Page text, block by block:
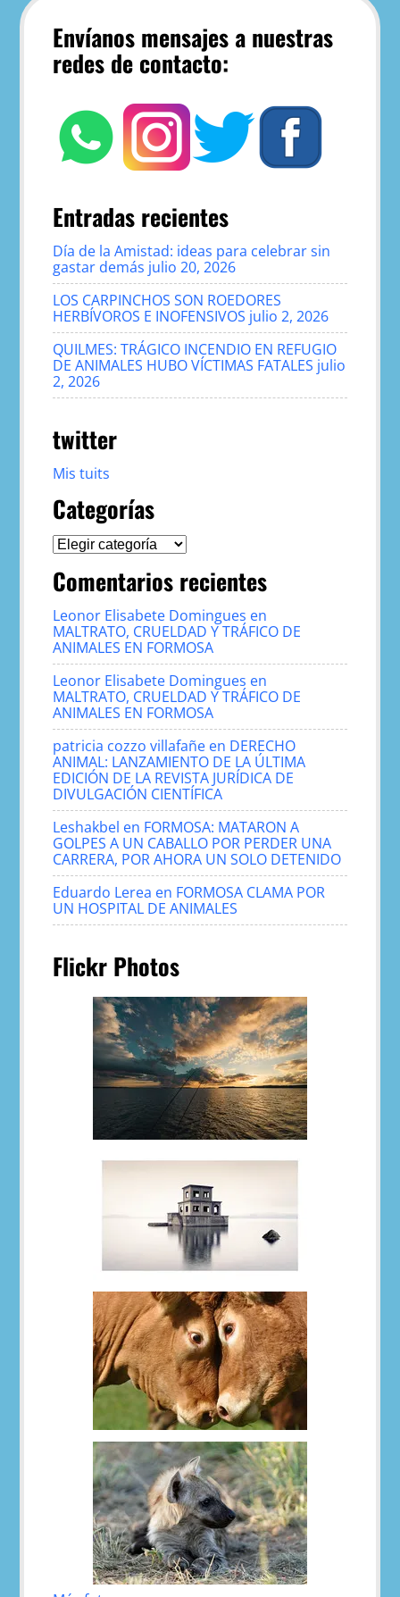
Envíanos mensajes a nuestras
redes de contacto:
Entradas recientes
Día de la Amistad: ideas para celebrar sin
gastar demás julio 20, 2026
LOS CARPINCHOS SON ROEDORES
HERBÍVOROS E INOFENSIVOS julio 2, 2026
QUILMES: TRÁGICO INCENDIO EN REFUGIO
DE ANIMALES HUBO VÍCTIMAS FATALES julio
2, 2026
twitter
Mis tuits
Categorías
Categorías
Comentarios recientes
Leonor Elisabete Domingues en
MALTRATO, CRUELDAD Y TRÁFICO DE
ANIMALES EN FORMOSA
Leonor Elisabete Domingues en
MALTRATO, CRUELDAD Y TRÁFICO DE
ANIMALES EN FORMOSA
patricia cozzo villafañe en DERECHO
ANIMAL: LANZAMIENTO DE LA ÚLTIMA
EDICIÓN DE LA REVISTA JURÍDICA DE
DIVULGACIÓN CIENTÍFICA
Leshakbel en FORMOSA: MATARON A
GOLPES A UN CABALLO POR PERDER UNA
CARRERA, POR AHORA UN SOLO DETENIDO
Eduardo Lerea en FORMOSA CLAMA POR
UN HOSPITAL DE ANIMALES
Flickr Photos